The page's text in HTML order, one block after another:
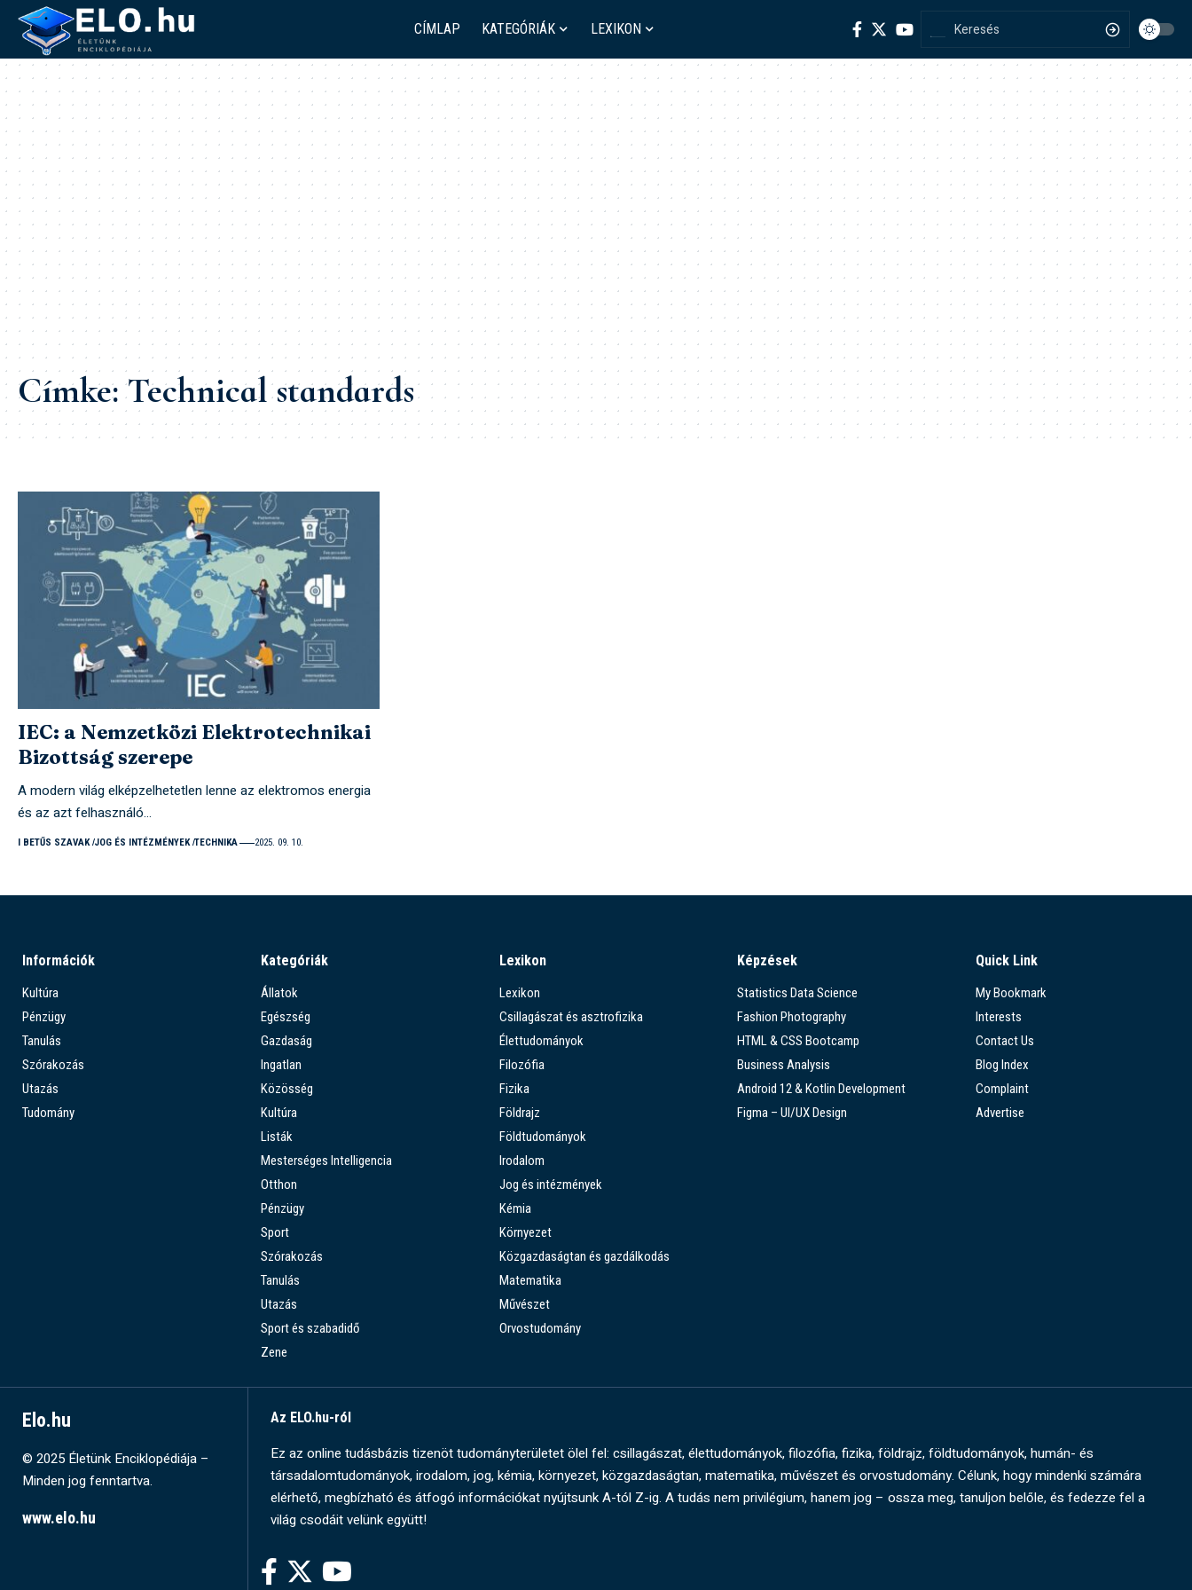
CÍMLAP KATEGÓRIÁK LEXIKON
Címke:Technical standards
IEC: a Nemzetközi Elektrotechnikai
Bizottság szerepe
A modern világ elképzelhetetlen lenne az elektromos energia
és az azt felhasználó…
I BETŰS SZAVAK JOG ÉS INTÉZMÉNYEK TECHNIKA 2025. 09. 10.
Információk
Kultúra
Pénzügy
Tanulás
Szórakozás
Utazás
Tudomány
Kategóriák
Állatok
Egészség
Gazdaság
Ingatlan
Közösség
Kultúra
Listák
Mesterséges Intelligencia
Otthon
Pénzügy
Sport
Szórakozás
Tanulás
Utazás
Sport és szabadidő
Zene
Lexikon
Lexikon
Csillagászat és asztrofizika
Élettudományok
Filozófia
Fizika
Földrajz
Földtudományok
Irodalom
Jog és intézmények
Kémia
Környezet
Közgazdaságtan és gazdálkodás
Matematika
Művészet
Orvostudomány
Képzések
Statistics Data Science
Fashion Photography
HTML & CSS Bootcamp
Business Analysis
Android 12 & Kotlin Development
Figma – UI/UX Design
Quick Link
My Bookmark
Interests
Contact Us
Blog Index
Complaint
Advertise
Elo.hu
© 2025 Életünk Enciklopédiája –
Minden jog fenntartva.
www.elo.hu
Az ELO.hu-ról
Ez az online tudásbázis tizenöt tudományterületet ölel fel: csillagászat, élettudományok, filozófia, fizika, földrajz, földtudományok, humán- és
társadalomtudományok, irodalom, jog, kémia, környezet, közgazdaságtan, matematika, művészet és orvostudomány. Célunk, hogy mindenki számára
elérhető, megbízható és átfogó információkat nyújtsunk A-tól Z-ig. A tudás nem privilégium, hanem jog – ossza meg, tanuljon belőle, és fedezze fel a
világ csodáit velünk együtt!